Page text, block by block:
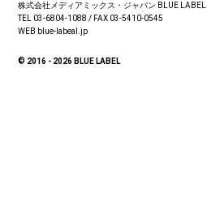
株式会社メディアミックス・ジャパン BLUE LABEL
TEL 03-6804-1088 / FAX 03-5410-0545
WEB blue-labeal.jp
© 2016 - 2026 BLUE LABEL